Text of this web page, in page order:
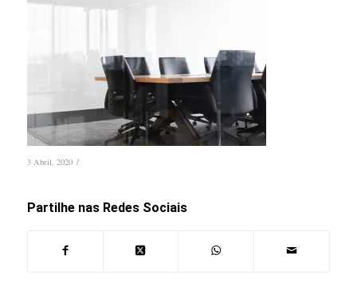
3 Abril, 2020 /
Partilhe nas Redes Sociais